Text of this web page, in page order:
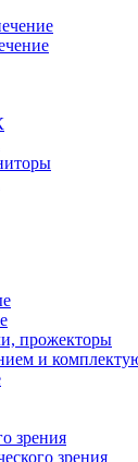
прожекторы
и
зрения
зрения